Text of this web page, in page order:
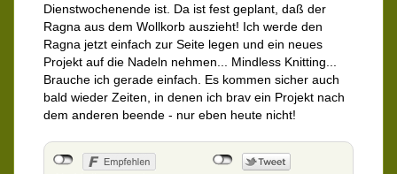
Dienstwochenende ist. Da ist fest geplant, daß der
Ragna aus dem Wollkorb auszieht! Ich werde den
Ragna jetzt einfach zur Seite legen und ein neues
Projekt auf die Nadeln nehmen... Mindless Knitting...
Brauche ich gerade einfach. Es kommen sicher auch
bald wieder Zeiten, in denen ich brav ein Projekt nach
dem anderen beende - nur eben heute nicht!